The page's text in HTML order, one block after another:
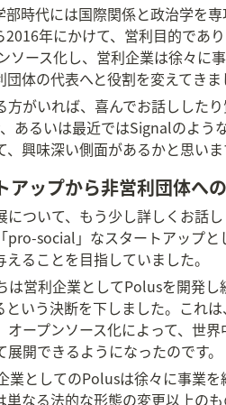
時代には国際関係と政治学を
年にかけて、営利目的であ
ソース化し、営利企業は徐々に
体の代表へと役割を変えてきま
がいれば、喜んでお話しした
あるいは最近ではSignalのよう
興味深い側面があるかと思いま
ップから非営利団体へ
ついて、もう少し詳しくお話
pro-social」なスタートアップ
ることを目指していました。
営利企業としてPolusを開発
いう決断を下しました。これ
ープンソース化によって、世
開できるようになったのです。
業としてのPolusは徐々に事業
なる法的な形態の変更以上の